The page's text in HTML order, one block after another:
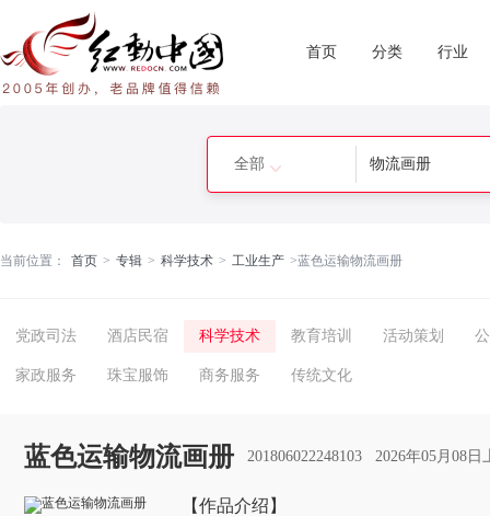
首页 分类 行业
全部
当前位置： 首页 > 专辑 > 科学技术 > 工业生产 >蓝色运输物流画册
党政司法 酒店民宿 科学技术 教育培训 活动策划
家政服务 珠宝服饰 商务服务 传统文化
蓝色运输物流画册 201806022248103 2026年05月08日
【作品介绍】